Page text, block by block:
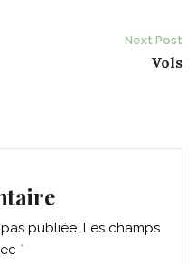
Next Post
Vols
publiée. Les champs
*